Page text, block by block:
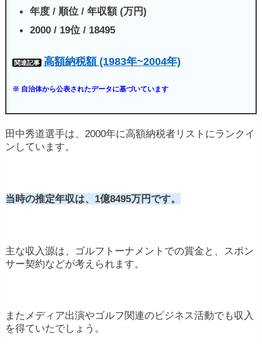
ブランドを宣伝し、代わりに報酬を受け取るこ
とが一般的です。
ルフ選手は、エキシビションマッチやチャリテ
ィイベントに参加し、参加費や賞金を得ること
は、テレビ番組やラジオ番組、CM、オンライ
ゴルフコースやアカデミーの所有・運営
る場合があります。これにより、収入を得るこ
ゴルフ指南書などを執筆し、著作権収入を得る
ことがあります。
年度 / 順位 / 年収額 (万円)
2000 / 19位 / 18495
関連記事 高額納税額 (1983年~2004年)
※ 自治体から公表されたデータに基づいています
田中秀道選手は、2000年に高額納税者リストにランクイ
ンしています。
当時の推定年収は、1億8495万円です。
主な収入源は、ゴルフトーナメントでの賞金と、スポン
サー契約などが考えられます。
またメディア出演やゴルフ関連のビジネス活動でも収入
を得ていたでしょう。